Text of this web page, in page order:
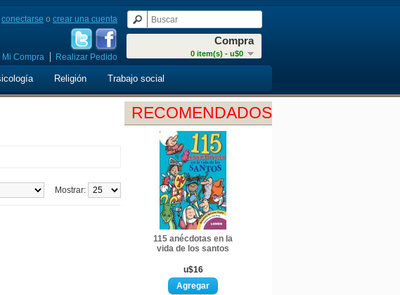
Compra
0 item(s) - u$0
conectarse o crear una cuenta
Mi Compra Realizar Pedido
Religión Trabajo social
RECOMENDADOS
115 anécdotas en la
vida de los santos
u$16
Mostrar: